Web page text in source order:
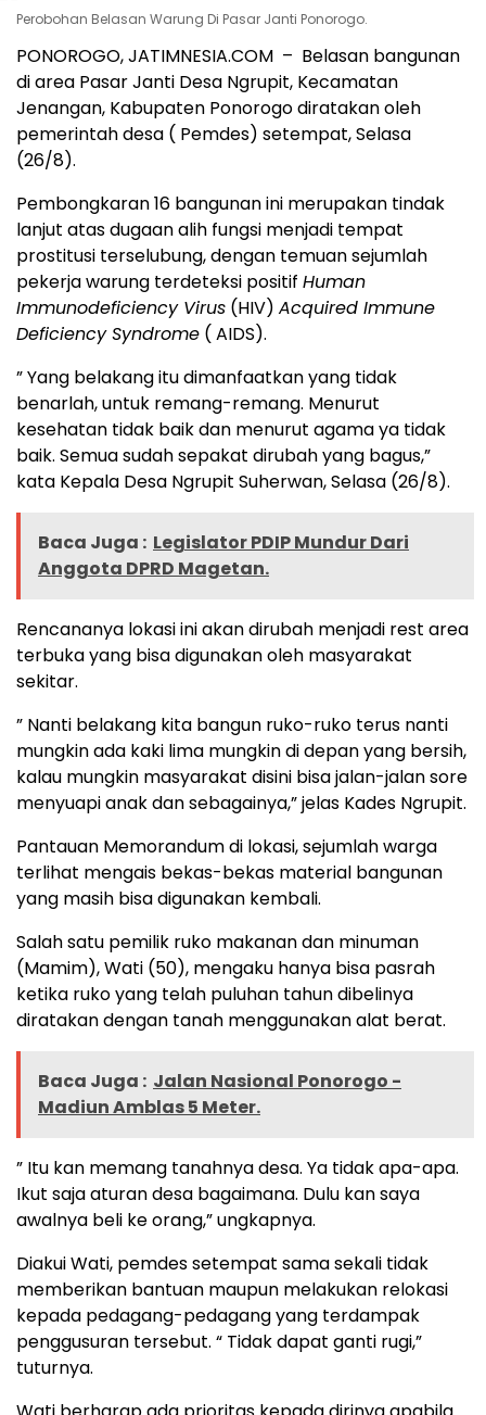
Perobohan Belasan Warung Di Pasar Janti Ponorogo.
PONOROGO, JATIMNESIA.COM – Belasan bangunan
di area Pasar Janti Desa Ngrupit, Kecamatan
Jenangan, Kabupaten Ponorogo diratakan oleh
pemerintah desa ( Pemdes) setempat, Selasa
(26/8).
Pembongkaran 16 bangunan ini merupakan tindak
lanjut atas dugaan alih fungsi menjadi tempat
prostitusi terselubung, dengan temuan sejumlah
pekerja warung terdeteksi positif Human
Immunodeficiency Virus (HIV) Acquired Immune
Deficiency Syndrome ( AIDS).
” Yang belakang itu dimanfaatkan yang tidak
benarlah, untuk remang-remang. Menurut
kesehatan tidak baik dan menurut agama ya tidak
baik. Semua sudah sepakat dirubah yang bagus,”
kata Kepala Desa Ngrupit Suherwan, Selasa (26/8).
Baca Juga : Legislator PDIP Mundur Dari
Anggota DPRD Magetan.
Rencananya lokasi ini akan dirubah menjadi rest area
terbuka yang bisa digunakan oleh masyarakat
sekitar.
” Nanti belakang kita bangun ruko-ruko terus nanti
mungkin ada kaki lima mungkin di depan yang bersih,
kalau mungkin masyarakat disini bisa jalan-jalan sore
menyuapi anak dan sebagainya,” jelas Kades Ngrupit.
Pantauan Memorandum di lokasi, sejumlah warga
terlihat mengais bekas-bekas material bangunan
yang masih bisa digunakan kembali.
Salah satu pemilik ruko makanan dan minuman
(Mamim), Wati (50), mengaku hanya bisa pasrah
ketika ruko yang telah puluhan tahun dibelinya
diratakan dengan tanah menggunakan alat berat.
Baca Juga : Jalan Nasional Ponorogo -
Madiun Amblas 5 Meter.
” Itu kan memang tanahnya desa. Ya tidak apa-apa.
Ikut saja aturan desa bagaimana. Dulu kan saya
awalnya beli ke orang,” ungkapnya.
Diakui Wati, pemdes setempat sama sekali tidak
memberikan bantuan maupun melakukan relokasi
kepada pedagang-pedagang yang terdampak
penggusuran tersebut. “ Tidak dapat ganti rugi,”
tuturnya.